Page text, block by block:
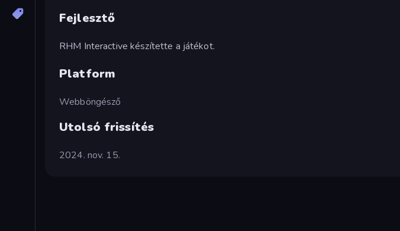
Fejlesztő
RHM Interactive készítette a játékot.
Platform
Webböngésző
Utolsó frissítés
2024. nov. 15.